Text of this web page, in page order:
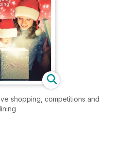
shopping, competitions and